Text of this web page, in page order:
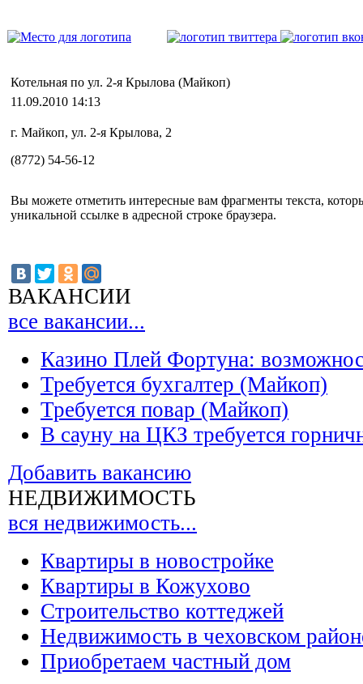
Котельная по ул. 2-я Крылова (Майкоп)
11.09.2010 14:13
г. Майкоп, ул. 2-я Крылова, 2
(8772) 54-56-12
Вы можете отметить интересные вам фрагменты текста,
уникальной ссылке в адресной строке браузера.
ВАКАНСИИ
все вакансии...
Казино Плей Фортуна:
Требуется бухгалтер (Майкоп)
Требуется повар (Майкоп)
В сауну на ЦКЗ требуется
Добавить вакансию
НЕДВИЖИМОСТЬ
вся недвижимость...
Квартиры в новостройке
Квартиры в Кожухово
Строительство коттеджей
Недвижимость в чеховском
Приобретаем частный дом